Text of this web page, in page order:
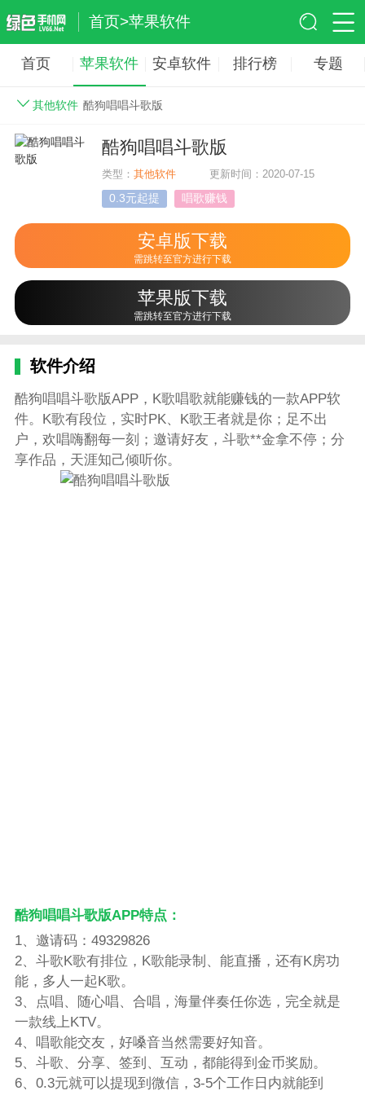
首页>苹果软件
首页 苹果软件 安卓软件 排行榜 专题
其他软件 酷狗唱唱斗歌版
酷狗唱唱斗歌版
类型：其他软件 更新时间：2020-07-15
0.3元起提 唱歌赚钱
安卓版下载
需跳转至官方进行下载
苹果版下载
需跳转至官方进行下载
软件介绍
酷狗唱唱斗歌版APP，K歌唱歌就能赚钱的一款APP软
件。K歌有段位，实时PK、K歌王者就是你；足不出
户，欢唱嗨翻每一刻；邀请好友，斗歌**金拿不停；分
享作品，天涯知己倾听你。
酷狗唱唱斗歌版APP特点：
1、邀请码：49329826
2、斗歌K歌有排位，K歌能录制、能直播，还有K房功
能，多人一起K歌。
3、点唱、随心唱、合唱，海量伴奏任你选，完全就是
一款线上KTV。
4、唱歌能交友，好嗓音当然需要好知音。
5、斗歌、分享、签到、互动，都能得到金币奖励。
6、0.3元就可以提现到微信，3-5个工作日内就能到